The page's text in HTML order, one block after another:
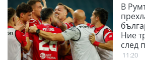
В
Ние
след
11:20